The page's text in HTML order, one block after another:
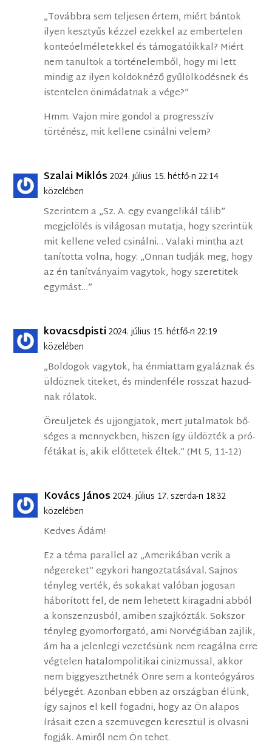
„Továbbra sem teljesen értem, miért bántok
ilyen kesztyűs kézzel ezekkel az embertelen
konteóelméletekkel és támogatóikkal? Miért
nem tanultok a történelemből, hogy mi lett
mindig az ilyen köldöknéző gyűlölködésnek és
istentelen önimádatnak a vége?”
Hmm. Vajon mire gondol a progresszív
történész, mit kellene csinálni velem?
Szalai Miklós 2024. július 15. hétfő-n 22:14
közelében
Szerintem a „Sz. A. egy evangelikál tálib”
megjelölés is világosan mutatja, hogy szerintük
mit kellene veled csinálni… Valaki mintha azt
tanította volna, hogy: „Onnan tudják meg, hogy
az én tanítványaim vagytok, hogy szeretitek
egymást…”
kovacsdpisti2024. július 15. hétfő-n 22:19
közelében
„Bol­do­gok vagy­tok, ha én­mi­at­tam gya­láz­nak és
ül­döz­nek ti­te­ket, és min­den­fé­le rosszat ha­zud­
nak ró­la­tok.
Öreül­je­tek és uj­jong­ja­tok, mert ju­tal­ma­tok bő­
sé­ges a mennyek­ben, hi­szen így ül­döz­ték a pró­
fé­tá­kat is, akik előt­te­tek él­tek.” (Mt 5, 11-12)
Kovács János 2024. július 17. szerda-n 18:32
közelében
Kedves Ádám!
Ez a téma parallel az „Amerikában verik a
négereket” egykori hangoztatásával. Sajnos
tényleg verték, és sokakat valóban jogosan
háborított fel, de nem lehetett kiragadni abból
a konszenzusból, amiben szajkózták. Sokszor
tényleg gyomorforgató, ami Norvégiában zajlik,
ám ha a jelenlegi vezetésünk nem reagálna erre
végtelen hatalompolitikai cinizmussal, akkor
nem biggyeszthetnék Önre sem a konteógyáros
bélyegét. Azonban ebben az országban élünk,
így sajnos el kell fogadni, hogy az Ön alapos
írásait ezen a szemüvegen keresztül is olvasni
fogják. Amiről nem Ön tehet.